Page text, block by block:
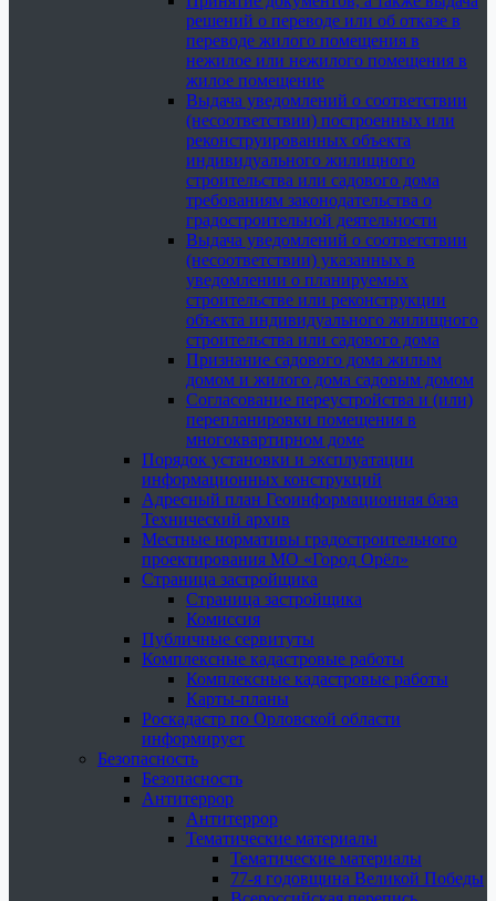
решений о переводе или об отказе в
переводе жилого помещения в
нежилое или нежилого помещения в
жилое помещение
Выдача уведомлений о соответствии
(несоответствии) построенных или
реконструированных объекта
индивидуального жилищного
строительства или садового дома
требованиям законодательства о
градостроительной деятельности
Выдача уведомлений о соответствии
(несоответствии) указанных в
уведомлении о планируемых
строительстве или реконструкции
объекта индивидуального жилищного
строительства или садового дома
Признание садового дома жилым
домом и жилого дома садовым домом
Согласование переустройства и (или)
перепланировки помещения в
многоквартирном доме
Порядок установки и эксплуатации
информационных конструкций
Адресный план Геоинформационная база
Технический архив
Местные нормативы градостроительного
проектирования МО «Город Орёл»
Страница застройщика
Страница застройщика
Комиссия
Публичные сервитуты
Комплексные кадастровые работы
Комплексные кадастровые работы
Карты-планы
Роскадастр по Орловской области
информирует
Безопасность
Безопасность
Антитеррор
Антитеррор
Тематические материалы
Тематические материалы
77-я годовщина Великой Победы